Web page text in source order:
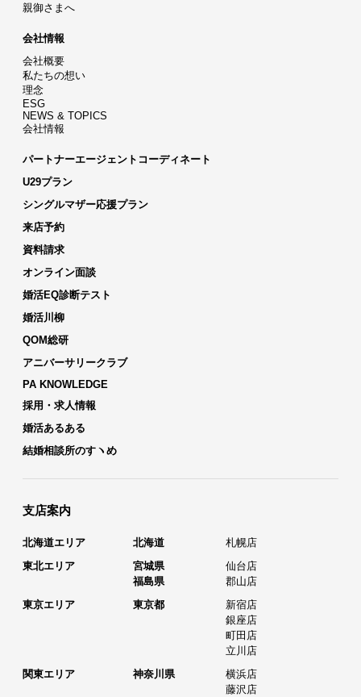
親御さまへ
会社情報
会社概要
私たちの想い
理念
ESG
NEWS & TOPICS
会社情報
パートナーエージェントコーディネート
U29プラン
シングルマザー応援プラン
来店予約
資料請求
オンライン面談
婚活EQ診断テスト
婚活川柳
QOM総研
アニバーサリークラブ
PA KNOWLEDGE
採用・求人情報
婚活あるある
結婚相談所のすヽめ
支店案内
北海道エリア 北海道
札幌店
東北エリア
宮城県
仙台店
福島県
郡山店
東京エリア
東京都
新宿店
銀座店
町田店
立川店
関東エリア
神奈川県
横浜店
藤沢店